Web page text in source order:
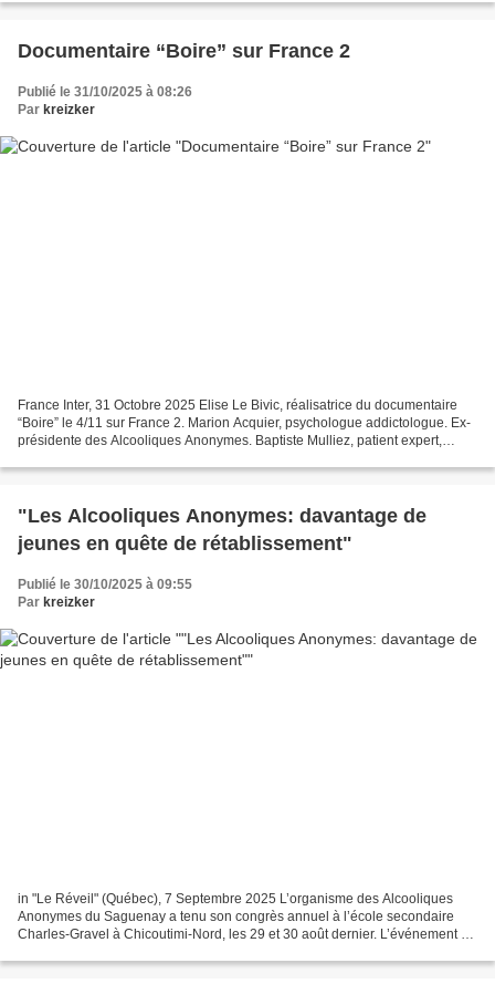
Documentaire “Boire” sur France 2
Publié le 31/10/2025 à 08:26
Par kreizker
France Inter, 31 Octobre 2025 Elise Le Bivic, réalisatrice du documentaire
“Boire” le 4/11 sur France 2. Marion Acquier, psychologue addictologue. Ex-
présidente des Alcooliques Anonymes. Baptiste Mulliez, patient expert,
"Les Alcooliques Anonymes: davantage de
jeunes en quête de rétablissement"
Publié le 30/10/2025 à 09:55
Par kreizker
in "Le Réveil" (Québec), 7 Septembre 2025 L’organisme des Alcooliques
Anonymes du Saguenay a tenu son congrès annuel à l’école secondaire
Charles-Gravel à Chicoutimi-Nord, les 29 et 30 août dernier. L’événement a